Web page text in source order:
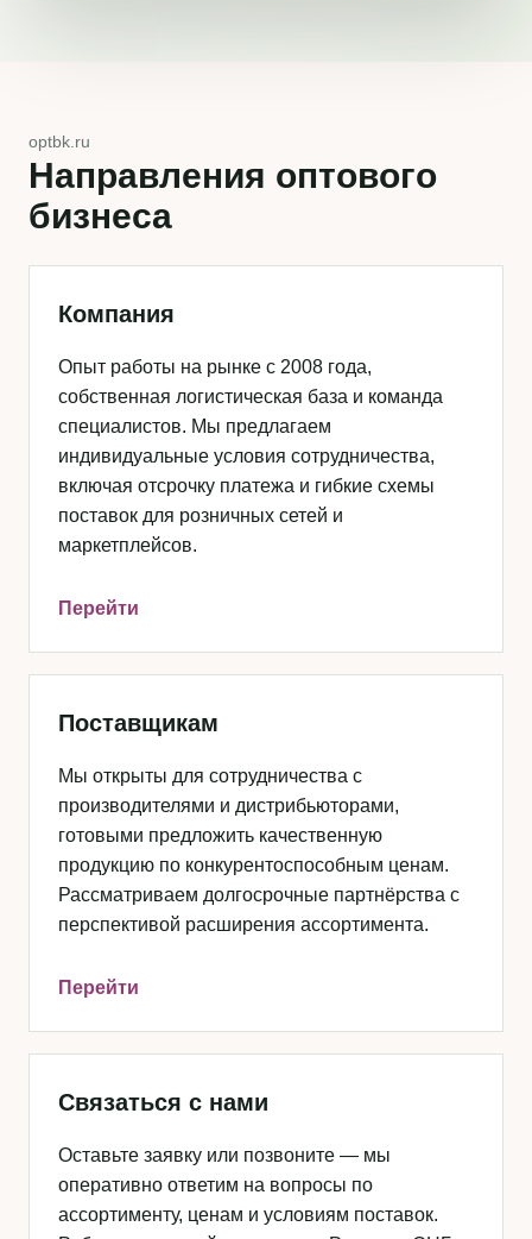
optbk.ru
Направления оптового
бизнеса
Компания
Опыт работы на рынке с 2008 года,
собственная логистическая база и команда
специалистов. Мы предлагаем
индивидуальные условия сотрудничества,
включая отсрочку платежа и гибкие схемы
поставок для розничных сетей и
маркетплейсов.
Перейти
Поставщикам
Мы открыты для сотрудничества с
производителями и дистрибьюторами,
готовыми предложить качественную
продукцию по конкурентоспособным ценам.
Рассматриваем долгосрочные партнёрства с
перспективой расширения ассортимента.
Перейти
Связаться с нами
Оставьте заявку или позвоните — мы
оперативно ответим на вопросы по
ассортименту, ценам и условиям поставок.